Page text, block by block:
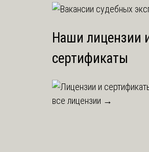
Наши лицензии
сертификаты
все лицензии →